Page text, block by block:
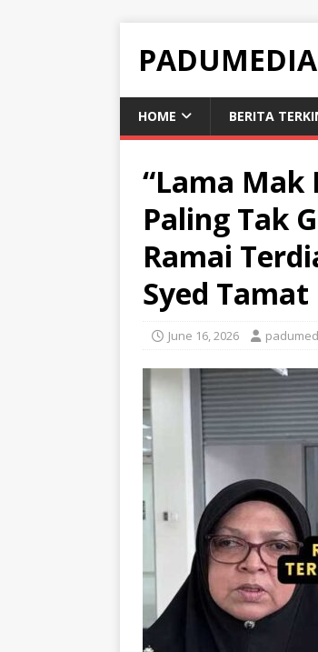
PADUMEDIA
HOME BERITA
“Lama Mak
Paling Tak
Ramai
Syed
June 16, 2026